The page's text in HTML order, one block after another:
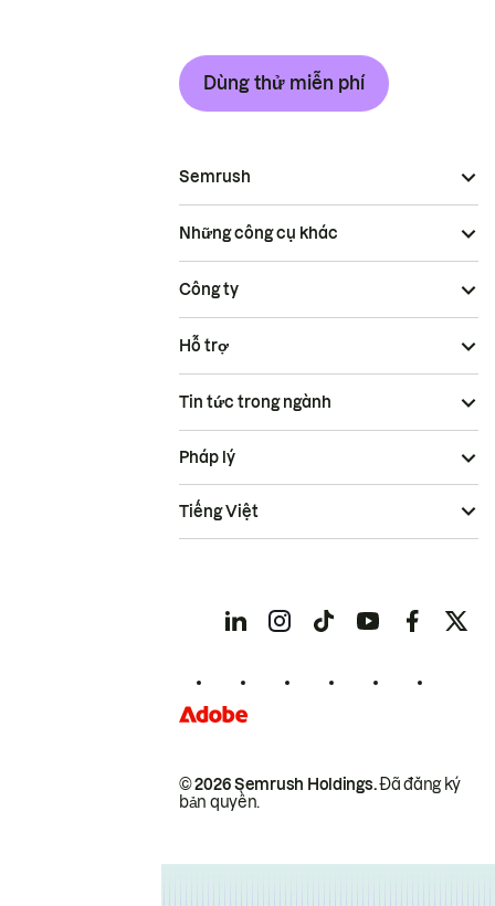
Dùng thử miễn phí
Semrush
Những công cụ khác
Công ty
Hỗ trợ
Tin tức trong ngành
© 2026 Semrush Holdings.Đã đăng ký
bản quyền.
Pháp lý
Tiếng Việt